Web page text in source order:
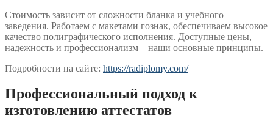
Стоимость зависит от сложности бланка и учебного
заведения. Работаем с макетами гознак, обеспечиваем высокое
качество полиграфического исполнения. Доступные цены,
надежность и профессионализм – наши основные принципы.
Подробности на сайте: https://radiplomy.com/
Профессиональный подход к
изготовлению аттестатов